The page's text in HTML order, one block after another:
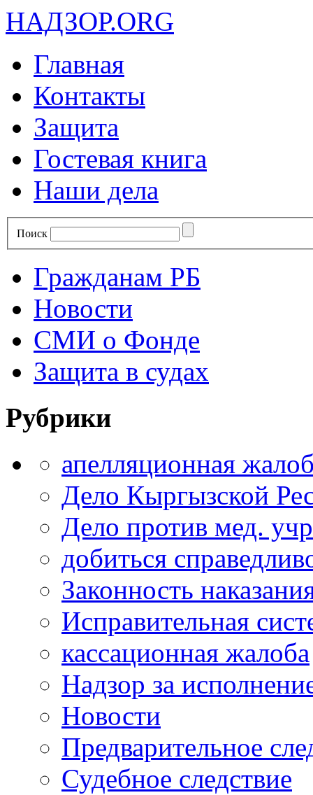
НАДЗОР.ORG
Главная
Контакты
Защита
Гостевая книга
Наши дела
Поиск
Гражданам РБ
Новости
СМИ о Фонде
Защита в судах
Рубрики
апелляционная
Дело Кыргызской
Дело против мед.
добиться
Законность
Исправительная
кассационная жалоба
Надзор за
Новости
Предварительное
Судебное следствие